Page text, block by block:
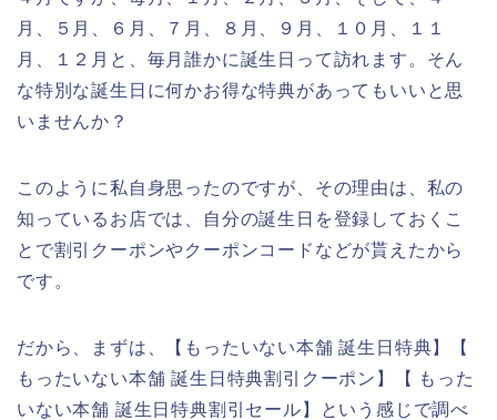
月、５月、６月、７月、８月、９月、１０月、１１
月、１２月と、毎月誰かに誕生日って訪れます。そん
な特別な誕生日に何かお得な特典があってもいいと思
いませんか？
このように私自身思ったのですが、その理由は、私の
知っているお店では、自分の誕生日を登録しておくこ
とで割引クーポンやクーポンコードなどが貰えたから
です。
だから、まずは、【もったいない本舗 誕生日特典】【
もったいない本舗 誕生日特典割引クーポン】【 もった
いない本舗 誕生日特典割引セール】という感じで調べ